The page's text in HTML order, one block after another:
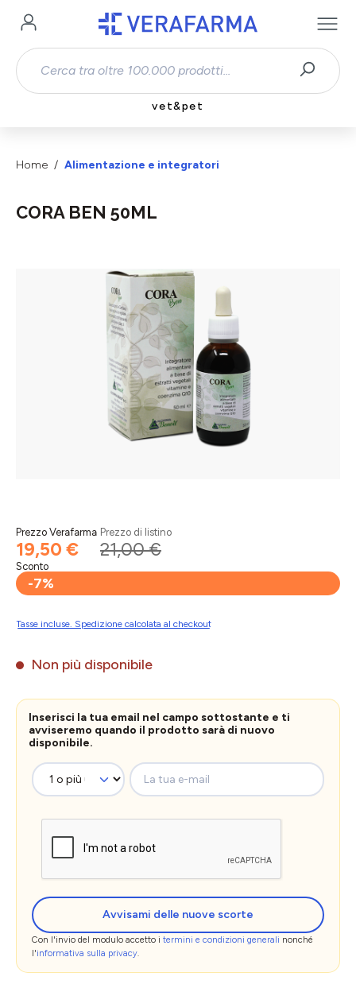
Passa al contenuto principale
vet&pet
Home Alimentazione e integratori
CORA BEN 50ML
Salta la galleria di immagini
Prezzo Verafarma
19,50 €
Prezzo di listino
21,00 €
Sconto
-7%
Tasse incluse. Spedizione calcolata al checkout
Non più disponibile
Inserisci la tua email nel campo sottostante e ti
avviseremo quando il prodotto sarà di nuovo
disponibile.
La tua e-mail
Avvisami delle nuove scorte
Con l'invio del modulo accetto i termini e condizioni generali nonché
l'informativa sulla privacy.